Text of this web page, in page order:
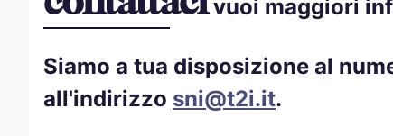
vuoi maggiori
Siamo a tua disposizione al
all'indirizzo sni@t2i.it.